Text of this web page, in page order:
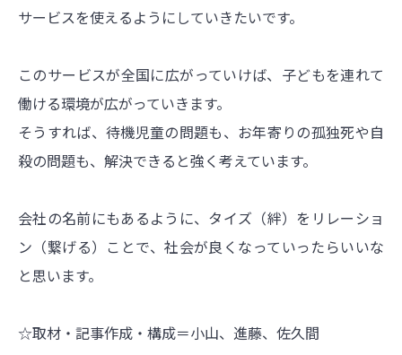
サービスを使えるようにしていきたいです。
このサービスが全国に広がっていけば、子どもを連れて
働ける環境が広がっていきます。
そうすれば、待機児童の問題も、お年寄りの孤独死や自
殺の問題も、解決できると強く考えています。
会社の名前にもあるように、タイズ（絆）をリレーショ
ン（繋げる）ことで、社会が良くなっていったらいいな
と思います。
☆取材・記事作成・構成＝小山、進藤、佐久間